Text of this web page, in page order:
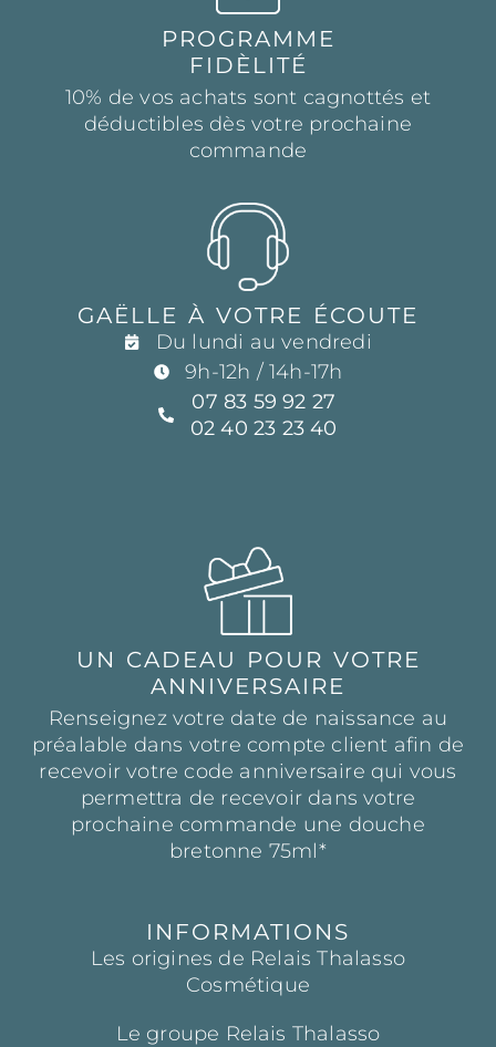
PROGRAMME
FIDÈLITÉ
10% de vos achats sont cagnottés et
déductibles dès votre prochaine
commande
GAËLLE À VOTRE ÉCOUTE
Du lundi au vendredi
9h-12h / 14h-17h
07 83 59 92 27
02 40 23 23 40
UN CADEAU POUR VOTRE
ANNIVERSAIRE
Renseignez votre date de naissance au
préalable dans votre compte client afin de
recevoir votre code anniversaire qui vous
permettra de recevoir dans votre
prochaine commande une douche
bretonne 75ml*
INFORMATIONS
Les origines de Relais Thalasso
Cosmétique
Le groupe Relais Thalasso